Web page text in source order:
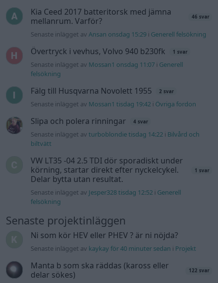
Kia Ceed 2017 batteritorsk med jämna
mellanrum. Varför?
46 svar
Senaste inlägget avAnsan onsdag 15:29 i Generell felsökning
Övertryck i vevhus, Volvo 940 b230fk 1 svar
Senaste inlägget av Mossan1 onsdag 11:07 i Generell
felsökning
Fälg till Husqvarna Novolett 1955 2 svar
Senaste inlägget av Mossan1 tisdag 19:42 i Övriga fordon
Slipa och polera rinningar 4 svar
Senaste inlägget avturboblondie tisdag 14:22 i Bilvård och
biltvätt
VW LT35 -04 2.5 TDI dör sporadiskt under
körning, startar direkt efter nyckelcykel.
Delar bytta utan resultat.
1 svar
Senaste inlägget av Jesper328 tisdag 12:52 i Generell
felsökning
Senaste projektinläggen
Ni som kör HEV eller PHEV ? är ni nöjda?
Senaste inlägget av kaykay för 40 minuter sedan i Projekt
Manta b som ska räddas (kaross eller
delar sökes)
122 svar